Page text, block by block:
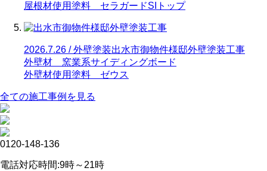
屋根材使用塗料 セラガードSIトップ
2026.7.26 / 外壁塗装出水市御物件様邸外壁塗装工事
外壁材 窯業系サイディングボード
外壁材使用塗料 ゼウス
全ての施工事例を見る
0120-148-136
電話対応時間:9時～21時